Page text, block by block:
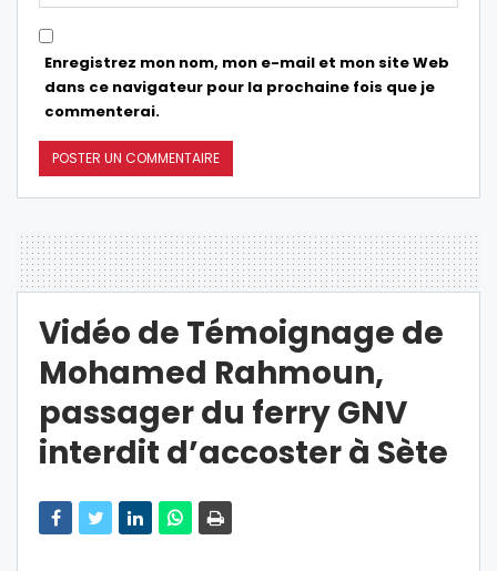
Enregistrez mon nom, mon e-mail et mon site Web
dans ce navigateur pour la prochaine fois que je
commenterai.
Vidéo de Témoignage de
Mohamed Rahmoun,
passager du ferry GNV
interdit d’accoster à Sète